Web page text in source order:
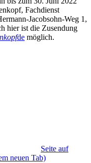
Fachdienst
Jacobsohn-Weg 1,
hier ist die Zusendung
de möglich.
Seite auf
neuen Tab)